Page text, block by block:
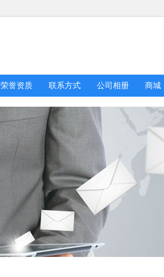
荣誉资质 联系方式 公司相册 商城